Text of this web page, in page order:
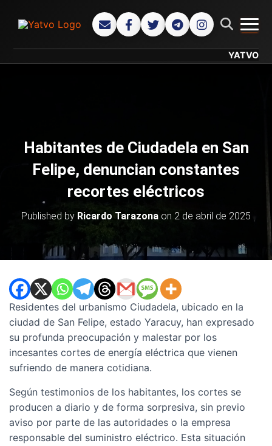
YATVO...
Habitantes de Ciudadela en San
Felipe, denuncian constantes
recortes eléctricos
Published by Ricardo Tarazona on 2 de abril de 2025
Residentes del urbanismo Ciudadela, ubicado en la
ciudad de San Felipe, estado Yaracuy, han expresado
su profunda preocupación y malestar por los
incesantes cortes de energía eléctrica que vienen
sufriendo de manera cotidiana.
Según testimonios de los habitantes, los cortes se
producen a diario y de forma sorpresiva, sin previo
aviso por parte de las autoridades o la empresa
responsable del suministro eléctrico. Esta situación